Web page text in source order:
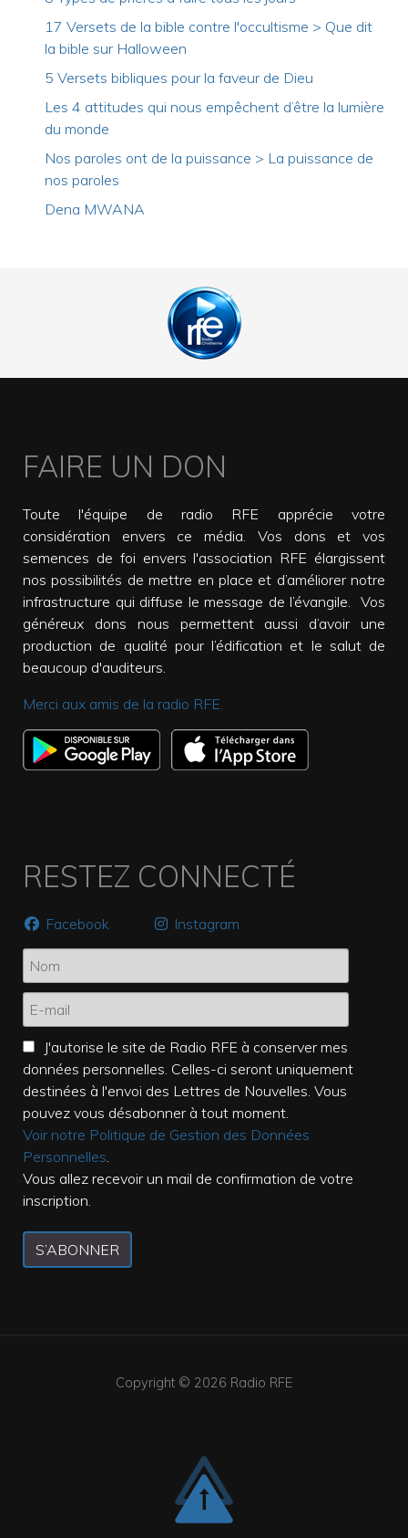
17 Versets de la bible contre l'occultisme > Que dit
la bible sur Halloween
5 Versets bibliques pour la faveur de Dieu
Les 4 attitudes qui nous empêchent d’être la lumière
du monde
Nos paroles ont de la puissance > La puissance de
nos paroles
Dena MWANA
FAIRE UN DON
Toute l'équipe de radio RFE apprécie votre
considération envers ce média. Vos dons et vos
semences de foi envers l'association RFE élargissent
nos possibilités de mettre en place et d’améliorer notre
infrastructure qui diffuse le message de l’évangile. Vos
généreux dons nous permettent aussi d’avoir une
production de qualité pour l’édification et le salut de
beaucoup d'auditeurs.
Merci aux amis de la radio RFE.
RESTEZ CONNECTÉ
Facebook Instagram
J'autorise le site de Radio RFE à conserver mes
données personnelles. Celles-ci seront uniquement
destinées à l'envoi des Lettres de Nouvelles. Vous
pouvez vous désabonner à tout moment.
Voir notre Politique de Gestion des Données
Personnelles
Vous allez recevoir un mail de confirmation de votre
inscription.
S’ABONNER
Copyright © 2026 Radio RFE